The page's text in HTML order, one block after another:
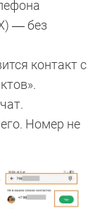
― без
контакт с
Номер не